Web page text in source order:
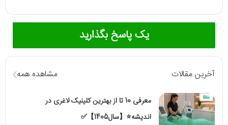
یک پاسخ بگذارید
آخرین مقالات مشاهده همه
معرفی 10 تا از بهترین کلینیک لاغری در
اندیشه⭐【سال1405】✅